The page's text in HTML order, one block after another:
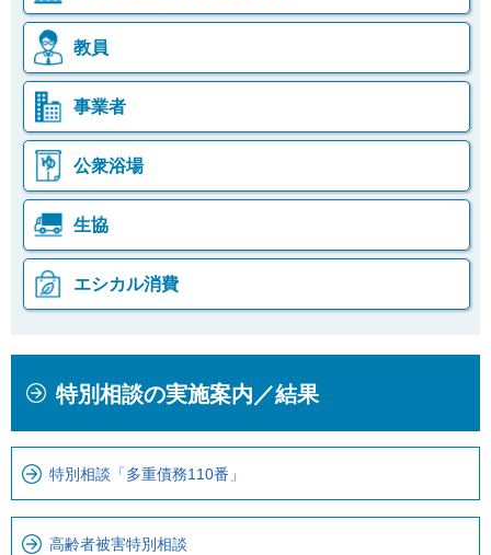
教員
事業者
公衆浴場
生協
エシカル消費
ま
で
ロ
カ
特別相談の実施案内／結果
特別相談「多重債務110番」
高齢者被害特別相談